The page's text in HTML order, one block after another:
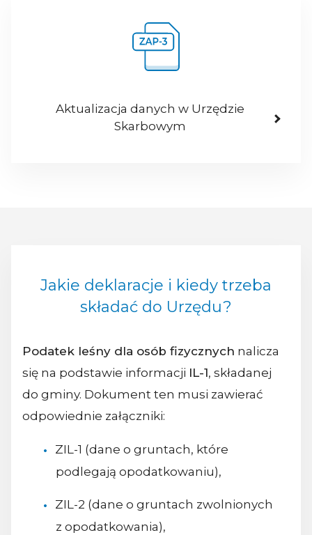
Aktualizacja danych w Urzędzie
Skarbowym
Jakie deklaracje i kiedy trzeba
składać do Urzędu?
Podatek leśny dla osób fizycznych nalicza
się na podstawie informacji IL-1, składanej
do gminy. Dokument ten musi zawierać
odpowiednie załączniki:
ZIL-1 (dane o gruntach, które
podlegają opodatkowaniu),
ZIL-2 (dane o gruntach zwolnionych
z opodatkowania),